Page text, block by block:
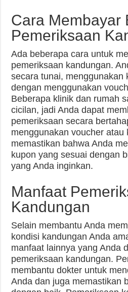
Cara Membayar
Pemeriksaan
Ada beberapa cara untuk
pemeriksaan kandungan.
secara tunai, menggunakan
dengan menggunakan
Beberapa klinik dan rumah
cicilan, jadi Anda dapat
pemeriksaan secara
menggunakan voucher atau
memastikan bahwa Anda
kupon yang sesuai dengan
yang Anda inginkan.
Manfaat
Kandungan
Selain membantu Anda
kondisi kandungan Anda
manfaat lainnya yang Anda
pemeriksaan kandungan.
membantu dokter untuk
Anda dan juga memastikan